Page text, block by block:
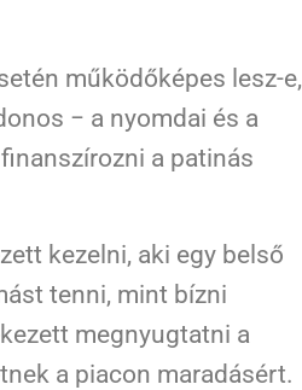
működőképes lesz-e,
− a nyomdai és a
a patinás
kezelni, aki egy belső
tenni, mint bízni
megnyugtatni a
a piacon maradásért.